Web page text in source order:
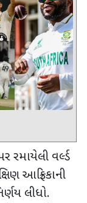
રમાયેલી વર્લ્ડ
આફ્રિકાની
લીધો.